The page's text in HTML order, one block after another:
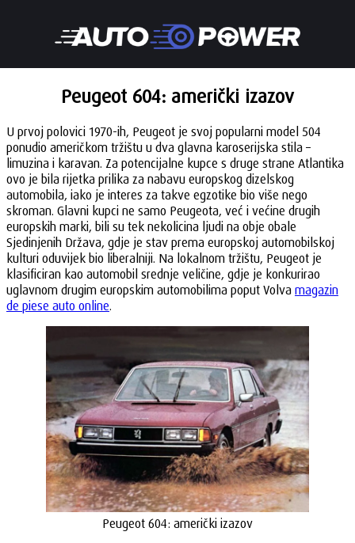
Peugeot 604: američki izazov
U prvoj polovici 1970-ih, Peugeot je svoj popularni model 504
ponudio američkom tržištu u dva glavna karoserijska stila –
limuzina i karavan. Za potencijalne kupce s druge strane Atlantika
ovo je bila rijetka prilika za nabavu europskog dizelskog
automobila, iako je interes za takve egzotike bio više nego
skroman. Glavni kupci ne samo Peugeota, već i većine drugih
europskih marki, bili su tek nekolicina ljudi na obje obale
Sjedinjenih Država, gdje je stav prema europskoj automobilskoj
kulturi oduvijek bio liberalniji. Na lokalnom tržištu, Peugeot je
klasificiran kao automobil srednje veličine, gdje je konkurirao
uglavnom drugim europskim automobilima poput Volva magazin
de piese auto online.
Peugeot 604: američki izazov